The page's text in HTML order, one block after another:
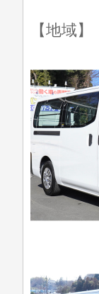
【地域